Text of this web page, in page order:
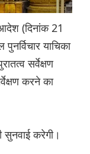
(दिनांक 21
याचिका
सर्वेक्षण
करने का
करेगी।